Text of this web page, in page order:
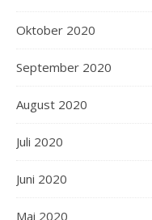
Oktober 2020
September 2020
August 2020
Juli 2020
Juni 2020
Mai 2020